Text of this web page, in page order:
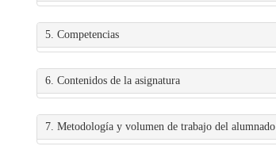
5. Competencias
6. Contenidos de la asignatura
7. Metodología y volumen de trabajo del alumnado